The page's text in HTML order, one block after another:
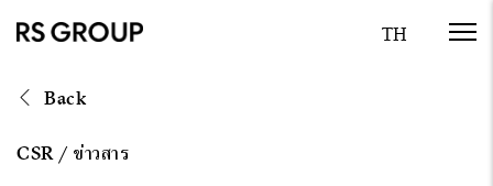
Back
CSR/ ข่าวสาร